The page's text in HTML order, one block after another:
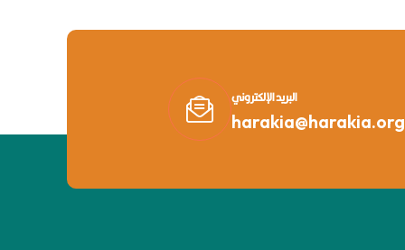
البريد الإلكتروني